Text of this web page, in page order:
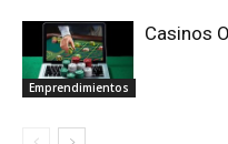
Emprendimientos
Casinos